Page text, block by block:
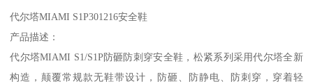
代尔塔MIAMI S1P301216安全鞋
产品描述：
代尔塔MIAMI S1/S1P防砸防刺穿安全鞋，松紧系列采用代尔塔全新
构造，颠覆常规款无鞋带设计，防砸、防静电、防刺穿，穿着轻